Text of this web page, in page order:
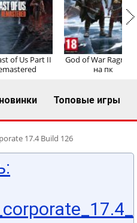
Вход
of Us Part II
God of War
на пк
Топовые игры
17.4 Build 126